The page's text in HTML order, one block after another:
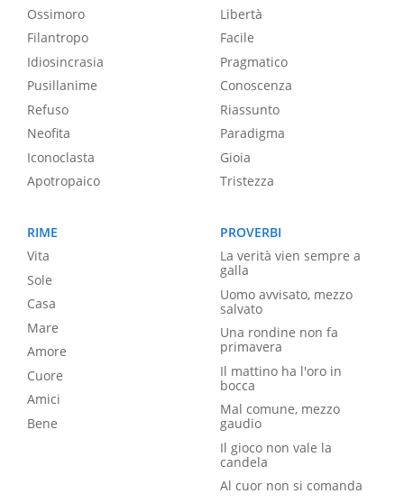
Ossimoro
Filantropo
Idiosincrasia
Pusillanime
Refuso
Neofita
Iconoclasta
Apotropaico
Libertà
Facile
Pragmatico
Conoscenza
Riassunto
Paradigma
Gioia
Tristezza
RIME
Vita
Sole
Casa
Mare
Amore
Cuore
Amici
Bene
PROVERBI
La verità vien sempre a
galla
Uomo avvisato, mezzo
salvato
Una rondine non fa
primavera
Il mattino ha l'oro in
bocca
Mal comune, mezzo
gaudio
Il gioco non vale la
candela
Al cuor non si comanda